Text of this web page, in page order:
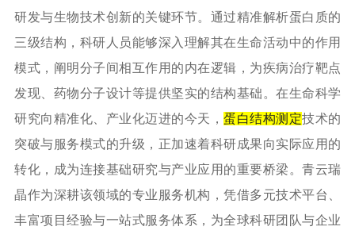
研发与生物技术创新的关键环节。通过精准解析蛋白质的
三级结构，科研人员能够深入理解其在生命活动中的作用
模式，阐明分子间相互作用的内在逻辑，为疾病治疗靶点
发现、药物分子设计等提供坚实的结构基础。在生命科学
研究向精准化、产业化迈进的今天， 蛋白结构测定技术的
突破与服务模式的升级，正加速着科研成果向实际应用的
转化，成为连接基础研究与产业应用的重要桥梁。青云瑞
晶作为深耕该领域的专业服务机构，凭借多元技术平台、
丰富项目经验与一站式服务体系，为全球科研团队与企业